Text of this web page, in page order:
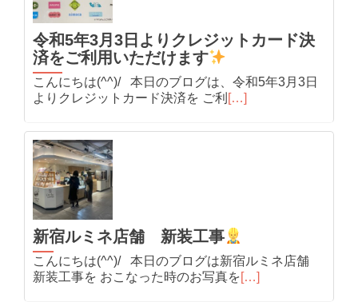
令和5年3月3日よりクレジットカード決
済をご利用いただけます
こんにちは(^^)/ 本日のブログは、令和5年3月3日
よりクレジットカード決済を ご利 […]
新宿ルミネ店舗 新装工事
こんにちは(^^)/ 本日のブログは新宿ルミネ店舗
新装工事を おこなった時のお写真を[…]